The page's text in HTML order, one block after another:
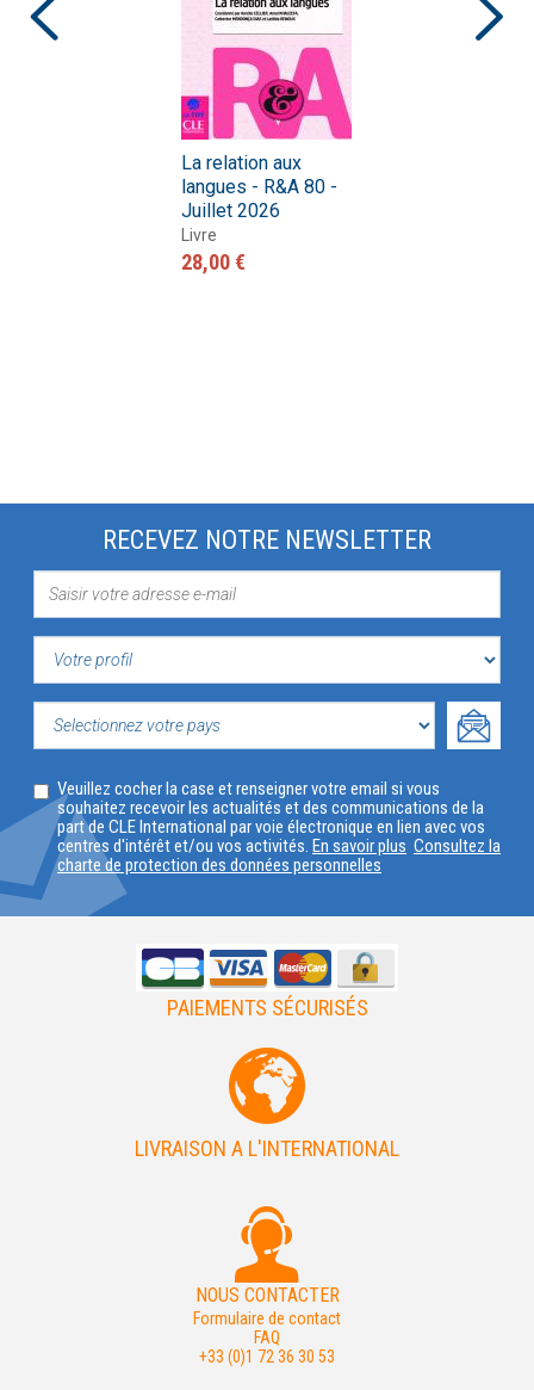
La relation aux
langues - R&A 80 -
Juillet 2026
Livre
28,00 €
RECEVEZ NOTRE NEWSLETTER
VOTRE
PROFIL
VOTRE
PAYS
Veuillez cocher la case et renseigner votre email si vous
souhaitez recevoir les actualités et des communications de la
part de CLE International par voie électronique en lien avec vos
centres d'intérêt et/ou vos activités. En savoir plus Consultez la
charte de protection des données personnelles
PAIEMENTS SÉCURISÉS
LIVRAISON A L'INTERNATIONAL
NOUS CONTACTER
Formulaire de contact
FAQ
+33 (0)1 72 36 30 53